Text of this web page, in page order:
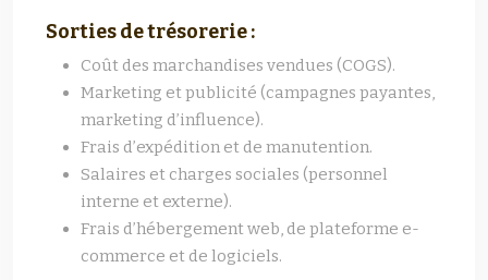
Sorties de trésorerie :
Coût des marchandises vendues (COGS).
Marketing et publicité (campagnes payantes,
marketing d’influence).
Frais d’expédition et de manutention.
Salaires et charges sociales (personnel
interne et externe).
Frais d’hébergement web, de plateforme e-
commerce et de logiciels.